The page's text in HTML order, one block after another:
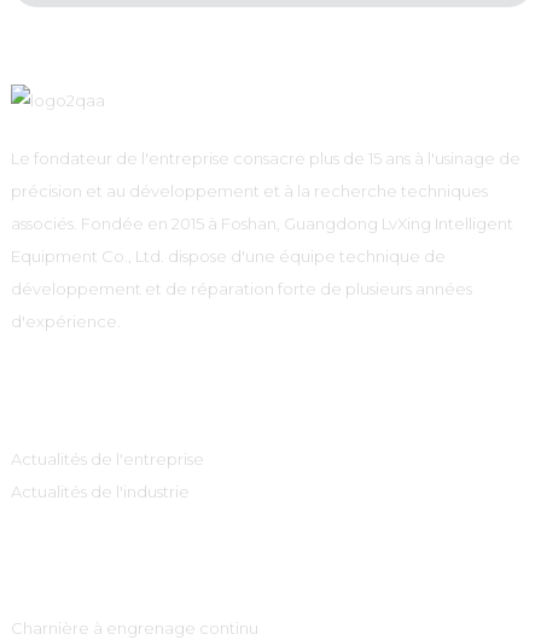
Le fondateur de l'entreprise consacre plus de 15 ans à l'usinage de
précision et au développement et à la recherche techniques
associés. Fondée en 2015 à Foshan, Guangdong LvXing Intelligent
Equipment Co., Ltd. dispose d'une équipe technique de
développement et de réparation forte de plusieurs années
d'expérience.
Actualités de l'entreprise
Actualités de l'industrie
Charnière à engrenage continu